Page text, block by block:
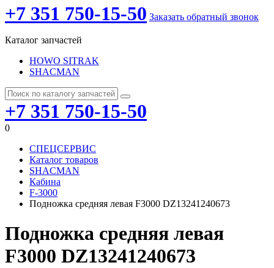
+7 351 750-15-50 Заказать обратный звонок
Каталог запчастей
HOWO SITRAK
SHACMAN
+7 351 750-15-50
0
СПЕЦСЕРВИС
Каталог товаров
SHACMAN
Кабина
F-3000
Подножка средняя левая F3000 DZ13241240673
Подножка средняя левая
F3000 DZ13241240673